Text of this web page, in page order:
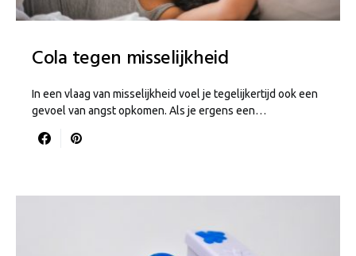
Cola tegen misselijkheid
In een vlaag van misselijkheid voel je tegelijkertijd ook een
gevoel van angst opkomen. Als je ergens een…